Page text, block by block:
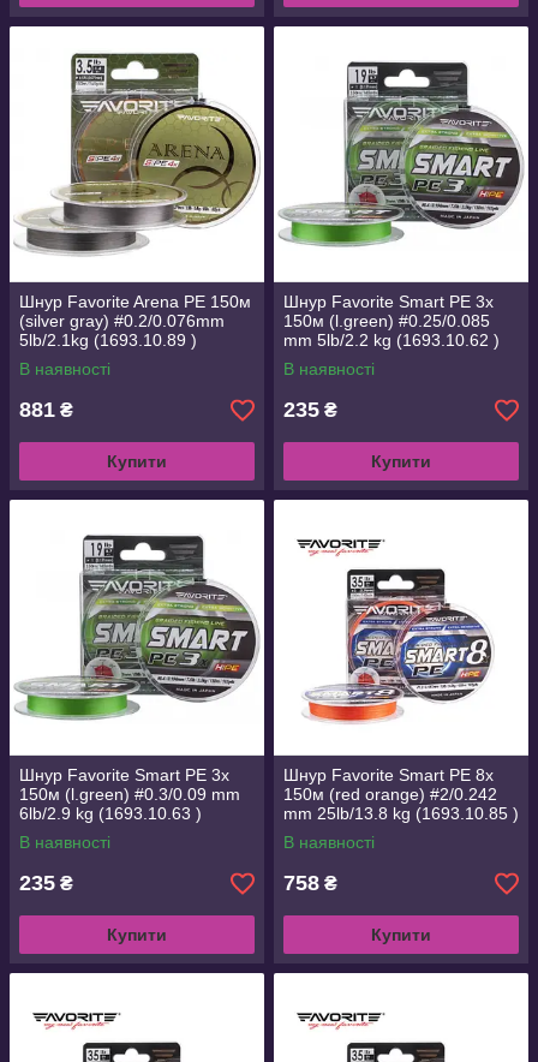
Шнур Favorite Arena PE 150м
(silver gray) #0.2/0.076mm
5lb/2.1kg (1693.10.89 )
В наявності
881 ₴
Купити
Шнур Favorite Smart PE 3x
150м (l.green) #0.25/0.085
mm 5lb/2.2 kg (1693.10.62 )
В наявності
235 ₴
Купити
Шнур Favorite Smart PE 3x
150м (l.green) #0.3/0.09 mm
6lb/2.9 kg (1693.10.63 )
В наявності
235 ₴
Купити
Шнур Favorite Smart PE 8x
150м (red orange) #2/0.242
mm 25lb/13.8 kg (1693.10.85 )
В наявності
758 ₴
Купити